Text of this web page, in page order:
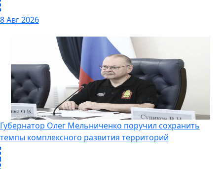
8 Авг 2026
Губернатор Олег Мельниченко поручил сохранить
темпы комплексного развития территорий